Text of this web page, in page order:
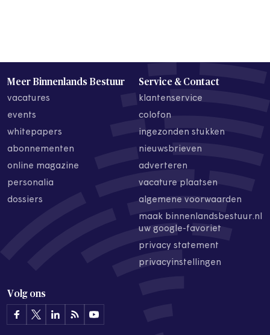
Meer Binnenlands Bestuur
vacatures
events
whitepapers
abonnementen
online magazine
personalia
dossiers
Service & Contact
klantenservice
colofon
ingezonden stukken
nieuwsbrieven
adverteren
vacature plaatsen
algemene voorwaarden
maak binnenlandsbestuur.nl
uw google-favoriet
privacy statement
privacyinstellingen
Volg ons